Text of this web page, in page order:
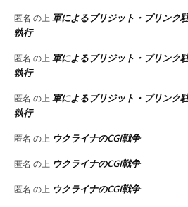
匿名 の上軍によるブリジット・ブリンク
執行
匿名 の上軍によるブリジット・ブリンク
執行
匿名 の上軍によるブリジット・ブリンク
執行
匿名 の上 ウクライナのCGI戦争
匿名 の上 ウクライナのCGI戦争
匿名 の上 ウクライナのCGI戦争